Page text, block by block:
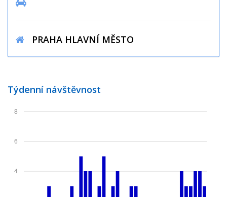
PRAHA HLAVNÍ MĚSTO
Týdenní návštěvnost
4
6
8